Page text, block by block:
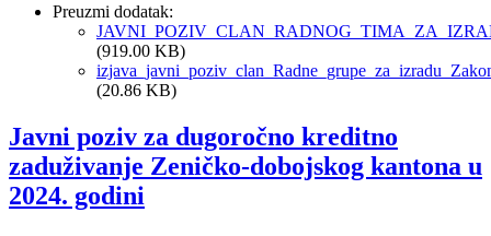
Preuzmi dodatak:
(919.00 KB)
(20.86 KB)
Javni poziv za dugoročno kreditno
zaduživanje Zeničko-dobojskog kantona u
2024. godini